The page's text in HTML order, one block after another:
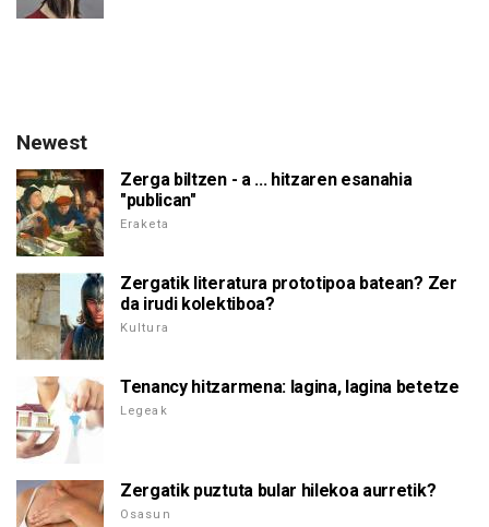
Newest
Zerga biltzen - a ... hitzaren esanahia
"publican"
Eraketa
Zergatik literatura prototipoa batean? Zer
da irudi kolektiboa?
Kultura
Tenancy hitzarmena: lagina, lagina betetze
Legeak
Zergatik puztuta bular hilekoa aurretik?
Osasun